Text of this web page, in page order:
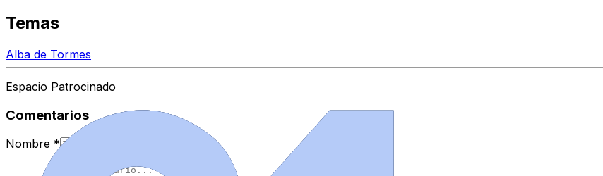
Temas
Alba de Tormes
Espacio Patrocinado
Comentarios
Nombre *